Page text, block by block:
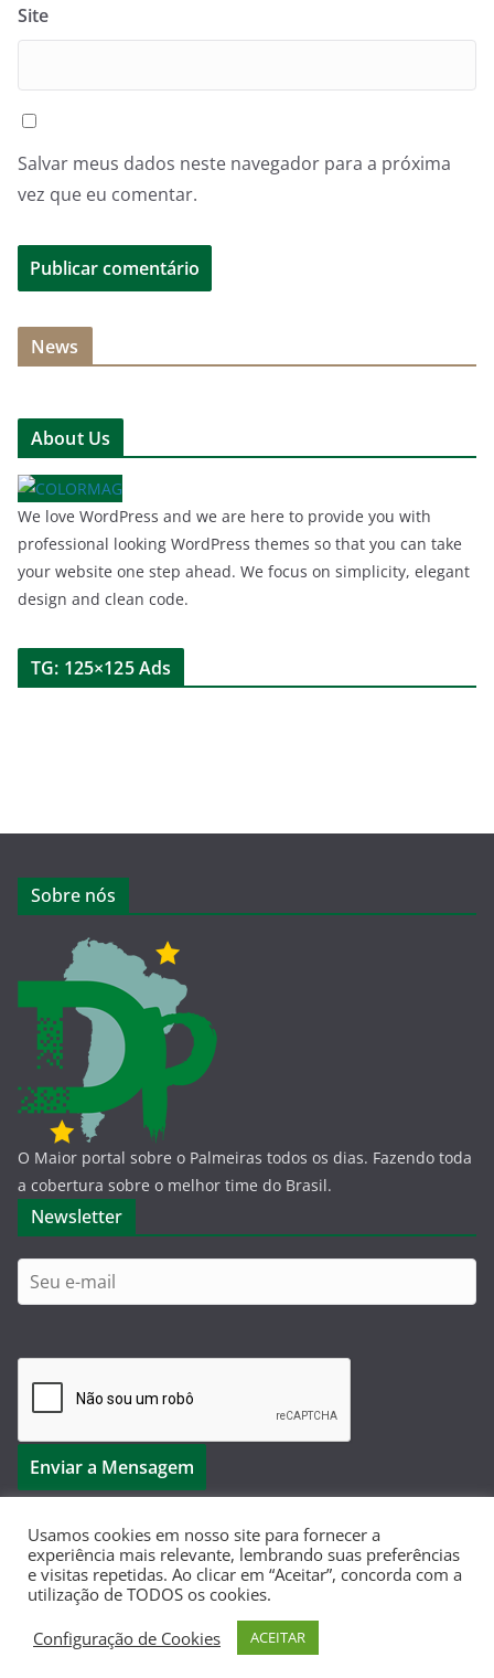
Site
Salvar meus dados neste navegador para a próxima
vez que eu comentar.
News
About Us
We love WordPress and we are here to provide you with
professional looking WordPress themes so that you can take
your website one step ahead. We focus on simplicity, elegant
design and clean code.
TG: 125×125 Ads
Sobre nós
O Maior portal sobre o Palmeiras todos os dias. Fazendo toda
a cobertura sobre o melhor time do Brasil.
Newsletter
Copyright © 2026Dá-Lhe Palestra
reservados.
Tema:ColorMagpor ThemeGrill. Powered by
Usamos cookies em nosso site para fornecer a
experiência mais relevante, lembrando suas preferências
e visitas repetidas. Ao clicar em “Aceitar”, concorda com a
utilização de TODOS os cookies.
Configuração de Cookies
ACEITAR